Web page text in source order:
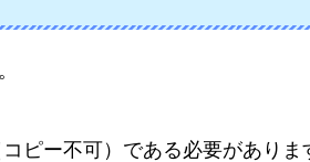
ピー不可）である必要がありま